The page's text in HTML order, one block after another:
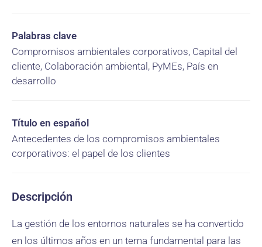
Palabras clave
Compromisos ambientales corporativos, Capital del
cliente, Colaboración ambiental, PyMEs, País en
desarrollo
Título en español
Antecedentes de los compromisos ambientales
corporativos: el papel de los clientes
Descripción
La gestión de los entornos naturales se ha convertido
en los últimos años en un tema fundamental para las